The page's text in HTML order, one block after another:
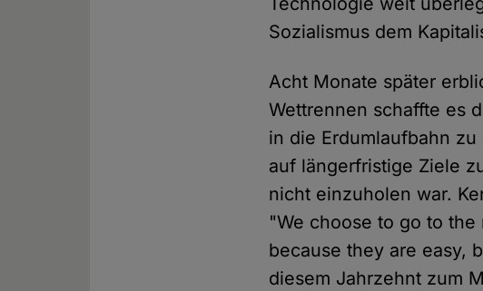
Sozialismus dem
Acht Monate später
Wettrennen schaffte es
in die Erdumlaufbahn
auf längerfristige Ziele
nicht einzuholen war.
"We choose to go to
because they are easy,
diesem Jahrzehnt zum